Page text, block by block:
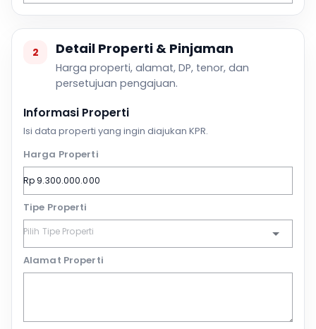
2 Detail Properti & Pinjaman
Harga properti, alamat, DP, tenor, dan
persetujuan pengajuan.
Informasi Properti
Isi data properti yang ingin diajukan KPR.
Harga Properti
Tipe Properti
Alamat Properti